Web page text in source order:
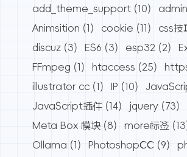
add_theme_support (10)
Animsition (1) cookie (11) css技
discuz (3) ES6 (3) esp32 (2)
FFmpeg (1) htaccess (25)
illustrator cc (1) IP (10)
JavaScript插件 (14) jquery (73)
Meta Box 模块 (8) more标签
Ollama (1) PhotoshopCC (9)